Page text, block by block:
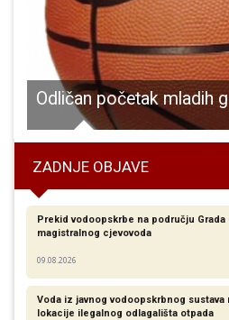
ZADNJE OBJAVE
Prekid vodoopskrbe na području
magistralnog cjevovoda
09.08.2026
Voda iz javnog vodoopskrbnog
lokacije ilegalnog odlagališta otpada